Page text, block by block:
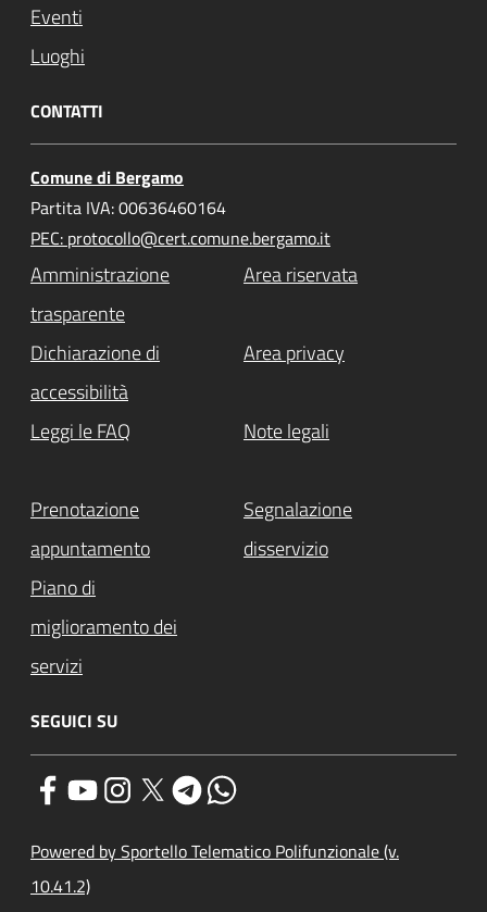
Eventi
Luoghi
CONTATTI
Comune di Bergamo
Partita IVA: 00636460164
PEC: protocollo@cert.comune.bergamo.it
Amministrazione
trasparente
Area riservata
Dichiarazione di
accessibilità
Area privacy
Leggi le FAQ Note legali
Prenotazione
appuntamento
Segnalazione
disservizio
Piano di
miglioramento dei
servizi
SEGUICI SU
Powered by Sportello Telematico Polifunzionale (v.
10.41.2)